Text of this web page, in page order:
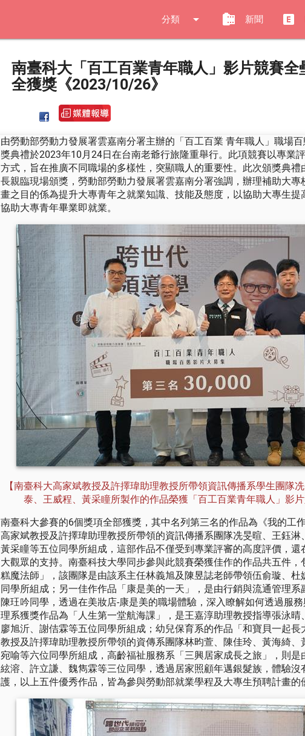
分類 arrow_drop_down 新聞
camera_roll explicit
南臺科大「百工百業青年職人」影片競賽全
全獲獎《2023/10/26》
由勞動部勞動力發展署雲嘉南分署主辦的「百工百業 青年職人」職場
獎典禮於2023年10月24日在台南老爺行旅隆重舉行。此項競賽以專業
方式，旨在推廣不同職場的多樣性，突顯職人的重要性。此次頒獎典禮
長親臨現場頒獎，勞動部勞動力發展署雲嘉南分署強調，辦理補助大專
畫之目的係為提升大專青年之就業知識、技能及態度，以協助大專生提
協助大專青年畢業即就業。
【南臺科大高家斌教授及許擇瑋助理教授所帶領資訊傳播系學生團隊
泰、王威程、黃采瞳所製作的作品榮獲「百工百業青年職人」影片
南臺科大參賽的6個獎項全部獲獎，其中名列第三名的作品為《我的工
高家斌教授及許擇瑋助理教授所帶領的資訊傳播系團隊冼旻暄、王鈺淋
黃采瞳等五位同學所組成，這部作品不僅受到專業評審的高度評價，還
大觀眾的支持。南臺科技大學同步參與此競賽榮獲佳作的作品共五件，
糕魔法師」，該團隊是由該系主任林義旭及陳昱誌老師帶領伍俞璇、杜
同學所組成；另一佳作作品「康是美的一天」，是由行銷與流通管理系
陳玨吟同學，透過在美妝店-康是美的職場體驗，深入瞭解如何透過服
理系獲獎作品為「人生第一堂航海課」，是王嘉淳助理教授指導張泳晴
廖旭沂、謝佶霖等五位同學所組成；幼兒保育系的作品「和寶貝一起長
教授及許擇瑋助理教授所帶領的資傳系團隊林昀萱、陳佳玲、黃海綺、
宛喻等六位同學所組成，高齡福祉服務系「三興居家成長之旅」，則是
絃溶、許立謙、魏雋霖等三位同學，透過居家照顧年邁銀髮族，體驗沒
護，以上五件優秀作品，皆為參與勞動部就業學程及大專生預聘計畫的